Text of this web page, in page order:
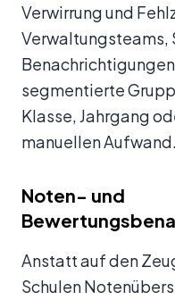
Verwirrung und
Verwaltungsteams,
segmentierte
Klasse, Jahrgang
manuellen Aufwand.
Noten- und
Anstatt auf den
Schulen